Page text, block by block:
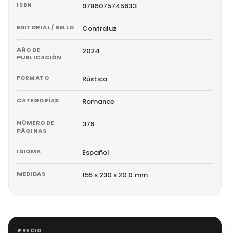
ISBN 9786075745633
EDITORIAL / SELLO Contraluz
AÑO DE
PUBLICACIÓN
2024
FORMATO Rústica
CATEGORÍAS Romance
NÚMERO DE
PÁGINAS
376
IDIOMA Español
MEDIDAS 155 x 230 x 20.0 mm
PRECIO